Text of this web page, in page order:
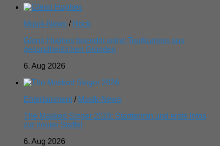
Musik-News / Rock
Glenn Hughes beendet seine Tourkarriere aus
gesundheitlichen Gründen
6. Aug 2026
Entertainment / Musik-News
The Masked Singer 2026: Starttermin und erste Infos
zur neuen Staffel
6. Aug 2026